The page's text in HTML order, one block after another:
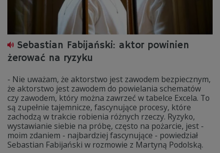
Sebastian Fabijański: aktor powinien
żerować na ryzyku
- Nie uważam, że aktorstwo jest zawodem bezpiecznym,
że aktorstwo jest zawodem do powielania schematów
czy zawodem, który można zawrzeć w tabelce Excela. To
są zupełnie tajemnicze, fascynujące procesy, które
zachodzą w trakcie robienia różnych rzeczy. Ryzyko,
wystawianie siebie na próbę, często na pożarcie, jest -
moim zdaniem - najbardziej fascynujące - powiedział
Sebastian Fabijański w rozmowie z Martyną Podolską.